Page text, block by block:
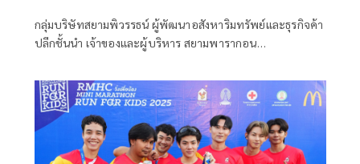
กลุ่มบริษัทสยามพิวรรธน์ ผู้พัฒนาอสังหาริมทรัพย์และธุรกิจค้า
ปลีกชั้นนำ เจ้าของและผู้บริหาร สยามพารากอน
ไอคอนสยาม และสยาม พรีเมี่ยม เอาท์เล็ต กรุงเทพฯ สานต่อ
ปณิธานการขับเคลื่อนธุรกิจที่เอื้ออำนวยประโยชน์ให้กับผู้คน
ชุมชน และสังคม